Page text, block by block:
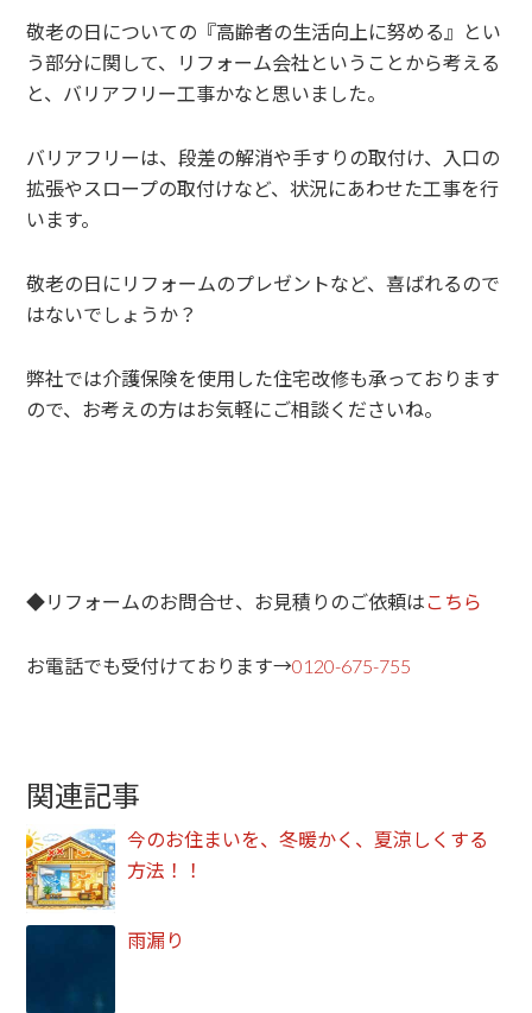
敬老の日についての『高齢者の生活向上に努める』とい
う部分に関して、リフォーム会社ということから考える
と、バリアフリー工事かなと思いました。
バリアフリーは、段差の解消や手すりの取付け、入口の
拡張やスロープの取付けなど、状況にあわせた工事を行
います。
敬老の日にリフォームのプレゼントなど、喜ばれるので
はないでしょうか？
弊社では介護保険を使用した住宅改修も承っております
ので、お考えの方はお気軽にご相談くださいね。
◆リフォームのお問合せ、お見積りのご依頼は こちら
お電話でも受付けております→0120-675-755
関連記事
今のお住まいを、冬暖かく、夏涼しくする
方法！！
雨漏り